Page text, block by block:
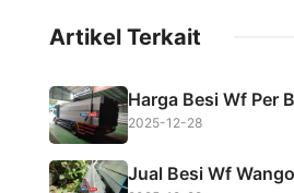
e
b
o
o
k
t
e
t
A
p
Artikel Terkait
Harga Besi Wf Per
2025-12-28
Jual Besi Wf